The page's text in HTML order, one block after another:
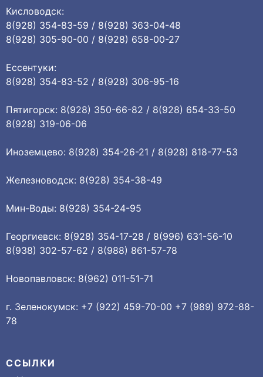
Кисловодск:
8(928) 354-83-59 / 8(928) 363-04-48
8(928) 305-90-00 / 8(928) 658-00-27
Ессентуки:
8(928) 354-83-52 / 8(928) 306-95-16
Пятигорск: 8(928) 350-66-82 / 8(928) 654-33-50
8(928) 319-06-06
Иноземцево: 8(928) 354-26-21 / 8(928) 818-77-53
Железноводск: 8(928) 354-38-49
Мин-Воды: 8(928) 354-24-95
Георгиевск: 8(928) 354-17-28 / 8(996) 631-56-10
8(938) 302-57-62 / 8(988) 861-57-78
Новопавловск: 8(962) 011-51-71
г. Зеленокумск: +7 (922) 459-70-00 +7 (989) 972-88-
78
ССЫЛКИ